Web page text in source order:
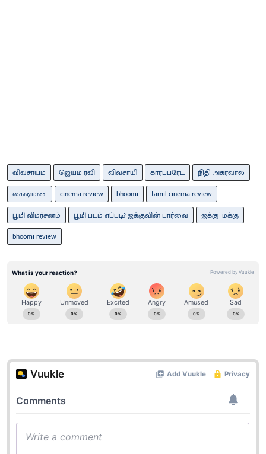
விவசாயம் ஜெயம் ரவி விவசாயி கார்ப்பரேட்
நிதி அகர்வால்
லக்‌ஷ்மண்
cinema review bhoomi
tamil cinema review
பூமி விமர்சனம்
பூமி படம் எப்படி? ஜக்குவின் பார்வை
ஜக்கு- மக்கு
bhoomi review